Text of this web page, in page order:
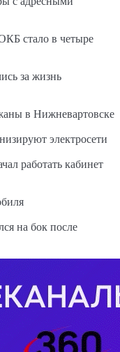
стало в четыре
за жизнь
в Нижневартовске
электросети
работать кабинет
на бок после